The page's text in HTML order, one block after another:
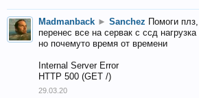
Madmanback ► Sanchez Помоги плз,
перенес все на сервак с ссд
но почемуто время от времени
Internal Server Error
HTTP 500 (GET /)
29.03.20